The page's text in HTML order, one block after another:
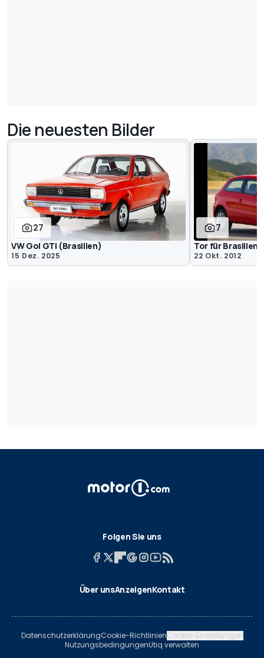
Die neuesten Bilder
27
VW Gol GTi (Brasilien)
15 Dez. 2025
7
Tor für Brasilien
22 Okt. 2012
Folgen Sie uns
Über unsAnzeigenKontakt
DatenschutzerklärungCookie-RichtlinienCookie-Einstellungen
NutzungsbedingungenUtiq verwalten